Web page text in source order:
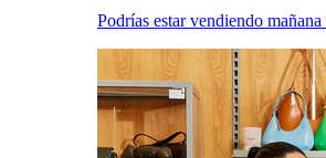
Podrías estar vendiendo